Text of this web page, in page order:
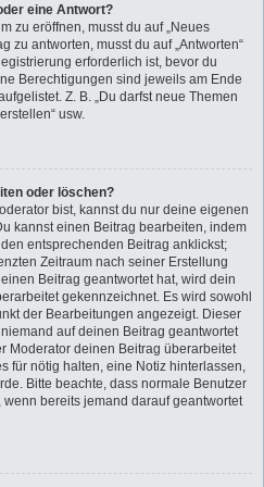
eine Antwort?
zu eröffnen, musst du auf „Neues
zu antworten, musst du auf „Antworten“
erforderlich ist, bevor du
Berechtigungen sind jeweils am Ende
Z. B. „Du darfst neue Themen
usw.
oder löschen?
bist, kannst du nur deine eigenen
kannst einen Beitrag bearbeiten, indem
entsprechenden Beitrag anklickst;
Zeitraum nach seiner Erstellung
Beitrag geantwortet hat, wird dein
gekennzeichnet. Es wird sowohl
der Bearbeitungen angezeigt. Dieser
auf deinen Beitrag geantwortet
Moderator deinen Beitrag überarbeitet
für nötig halten, eine Notiz hinterlassen,
Bitte beachte, dass normale Benutzer
bereits jemand darauf geantwortet